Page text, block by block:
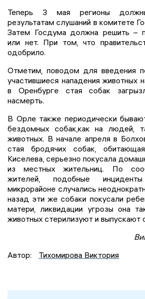
Теперь 3 мая регионы
результатам слушаний в комитете
Затем Госдума должна решить –
или нет. При том, что
одобрило.
Отметим, поводом для введения
участившиеся нападения животных
в Оренбурге стая собак
насмерть.
В Орле также периодически
бездомных собак,как на людей,
животных. В начале апреля в
стая бродячих собак,
Киселева, серьезно покусала
из местных жительниц. По
жителей, подобные
микрорайоне случались
назад эти же собаки покусали
матери, ликвидации угрозы она
животных стерилизуют и выпускают
Автор:
Тихомирова Виктория